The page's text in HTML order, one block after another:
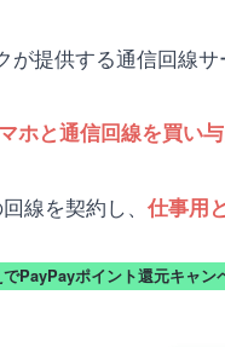
が提供する通信回線
ホと通信回線を買い
線を契約し、 仕事用
PayPayポイント還元キャン